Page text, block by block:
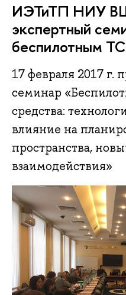
ИЭТиТП НИУ
экспертный
беспилотным ТС
17 февраля 2017 г.
семинар
средства:
влияние на
пространства,
взаимодействия»